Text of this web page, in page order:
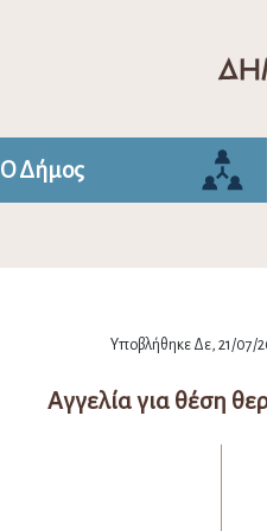
Ο Δήμος
Υποβλήθηκε Δε, 21/07/
Αγγελία για θέση